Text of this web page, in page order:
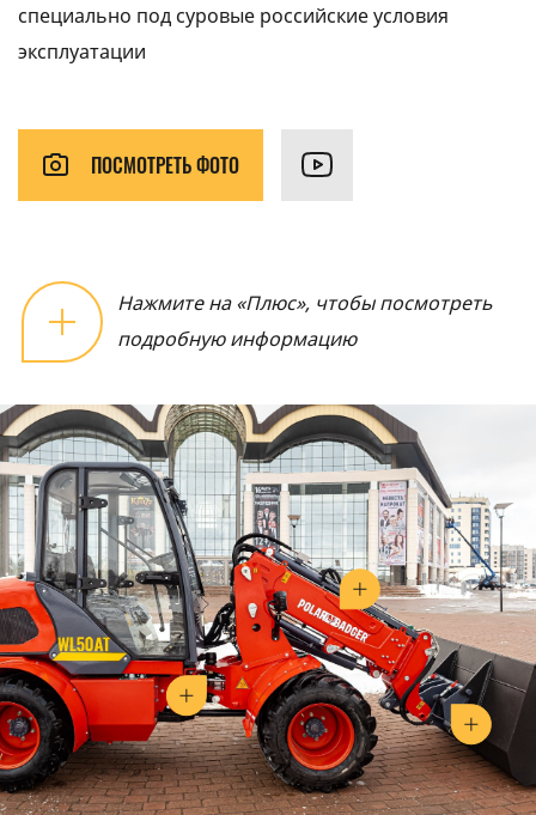
специально под суровые российские условия
эксплуатации
ПОСМОТРЕТЬ ФОТО
Нажмите на «Плюс», чтобы посмотреть
подробную информацию